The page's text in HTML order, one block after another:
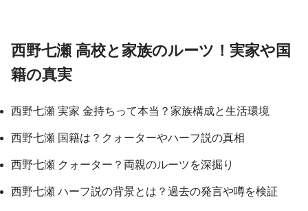
西野七瀬 高校と家族のルーツ！実家や国
籍の真実
西野七瀬 実家 金持ちって本当？家族構成と生活環境
西野七瀬 国籍は？クォーターやハーフ説の真相
西野七瀬 クォーター？両親のルーツを深掘り
西野七瀬 ハーフ説の背景とは？過去の発言や噂を検証